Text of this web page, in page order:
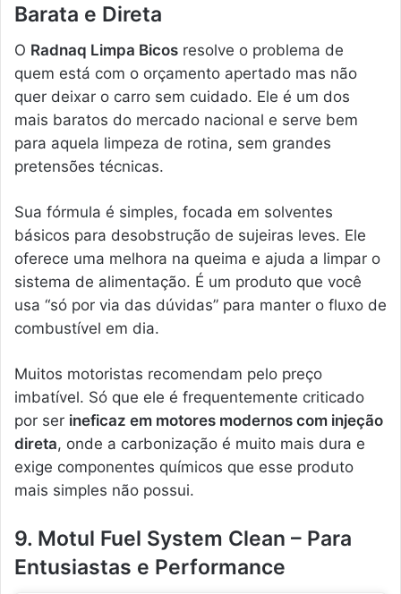
Barata e Direta
O Radnaq Limpa Bicos resolve o problema de
quem está com o orçamento apertado mas não
quer deixar o carro sem cuidado. Ele é um dos
mais baratos do mercado nacional e serve bem
para aquela limpeza de rotina, sem grandes
pretensões técnicas.
Sua fórmula é simples, focada em solventes
básicos para desobstrução de sujeiras leves. Ele
oferece uma melhora na queima e ajuda a limpar o
sistema de alimentação. É um produto que você
usa “só por via das dúvidas” para manter o fluxo de
combustível em dia.
Muitos motoristas recomendam pelo preço
imbatível. Só que ele é frequentemente criticado
por ser ineficaz em motores modernos com injeção
direta, onde a carbonização é muito mais dura e
exige componentes químicos que esse produto
mais simples não possui.
9. Motul Fuel System Clean – Para
Entusiastas e Performance